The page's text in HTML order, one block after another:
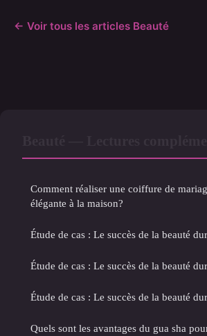
← Voir tous les articles Beauté
Comment réaliser une coiffure de
élégante à la maison?
Étude de cas : Le succès de la beauté
Étude de cas : Le succès de la beauté
Étude de cas : Le succès de la beauté
Quels sont les avantages du gua sha